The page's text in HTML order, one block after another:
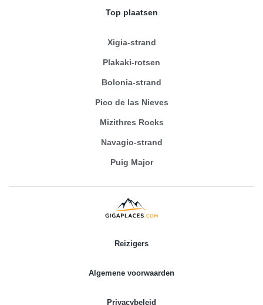
Top plaatsen
Xigia-strand
Plakaki-rotsen
Bolonia-strand
Pico de las Nieves
Mizithres Rocks
Navagio-strand
Puig Major
Reizigers
Algemene voorwaarden
Privacybeleid